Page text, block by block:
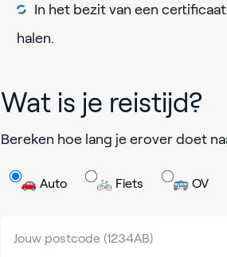
In het bezit van een
halen.
Wat is je reistijd?
Bereken hoe lang je erover doet
🚗 Auto 🚲 Fiets 🚌 OV